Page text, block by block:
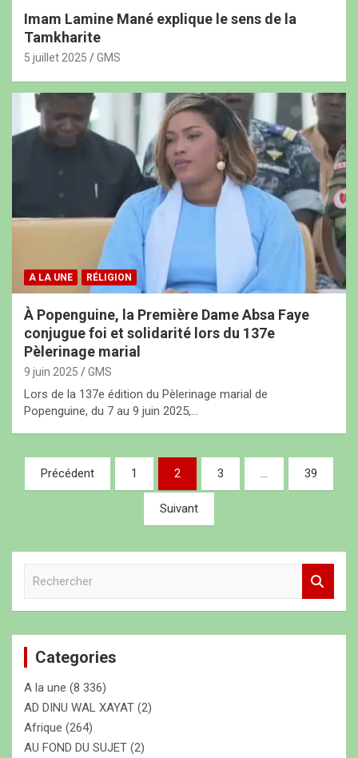
Imam Lamine Mané explique le sens de la
Tamkharite
5 juillet 2025 GMS
A LA UNE RÉLIGION
À Popenguine, la Première Dame Absa Faye
conjugue foi et solidarité lors du 137e
Pèlerinage marial
9 juin 2025 GMS
Lors de la 137e édition du Pèlerinage marial de
Popenguine, du 7 au 9 juin 2025,…
i
Précédent 1 2 3 39
Suivant
e
c
h
e
r
Categories
A la une (8 336)
AD DINU WAL XAYAT (2)
Afrique (264)
AU FOND DU SUJET (2)